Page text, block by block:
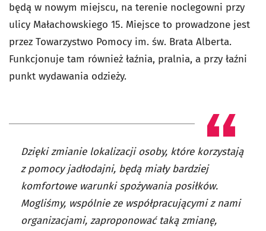
będą w nowym miejscu, na terenie noclegowni przy
ulicy Małachowskiego 15. Miejsce to prowadzone jest
przez Towarzystwo Pomocy im. św. Brata Alberta.
Funkcjonuje tam również łaźnia, pralnia, a przy łaźni
punkt wydawania odzieży.
Dzięki zmianie lokalizacji osoby, które korzystają
z pomocy jadłodajni, będą miały bardziej
komfortowe warunki spożywania posiłków.
Mogliśmy, wspólnie ze współpracującymi z nami
organizacjami, zaproponować taką zmianę,